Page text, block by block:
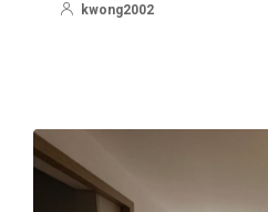
kwong2002